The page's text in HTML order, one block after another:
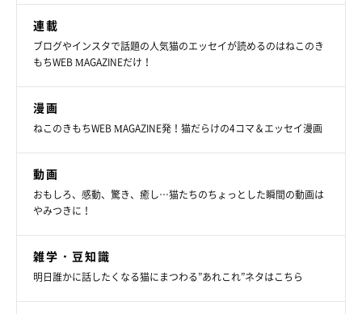
主さんは、ゆっくりTwitterを見ることができたのは翌日だった
のだとか！
なんにも写っていないような写真なのに、たくさんの人に見てい
ただけて嬉しかったです！」と話していました。
連載
ブログやインスタで話題の人気猫のエッセイが読めるのはねこのき
もちWEB MAGAZINEだけ！
漫画
ねこのきもちWEB MAGAZINE発！猫だらけの4コマ＆エッセイ漫画
動画
おもしろ、感動、驚き、癒し…猫たちのちょっとした瞬間の動画は
やみつきに！
雑学・豆知識
明日誰かに話したくなる猫にまつわる”あれこれ”ネタはこちら